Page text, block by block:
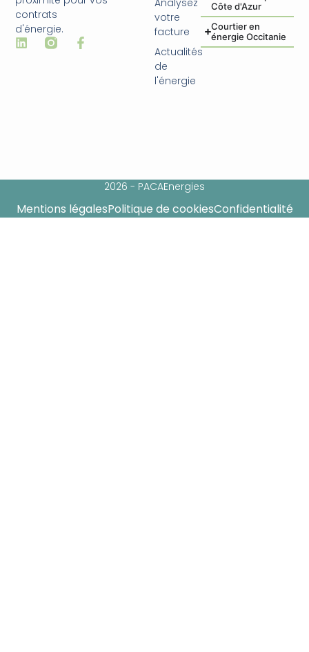
contrats
d'énergie.
Analysez
votre
facture
Actualités
de
l'énergie
Côte d'Azur
Courtier en
énergie Occitanie
2026 - PACAEnergies
Mentions légalesPolitique de cookiesConfidentialité